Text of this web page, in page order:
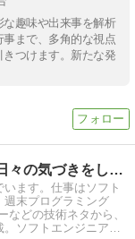
趣味や出来事を解析
まで、多角的な視点
つけます。新たな発
しずかなかずし |かずしの日々の気づきをしずかに発信
ます。仕事はソフト
週末プログラミング
などの技術ネタから、
ソフトエンジニアで